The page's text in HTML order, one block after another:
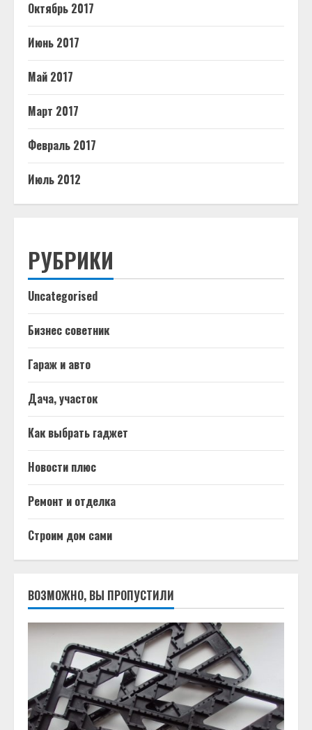
Октябрь 2017
Июнь 2017
Май 2017
Март 2017
Февраль 2017
Июль 2012
РУБРИКИ
Uncategorised
Бизнес советник
Гараж и авто
Дача, участок
Как выбрать гаджет
Новости плюс
Ремонт и отделка
Строим дом сами
ВОЗМОЖНО, ВЫ ПРОПУСТИЛИ